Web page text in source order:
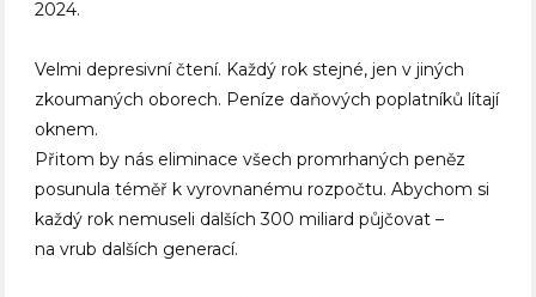
2024.
Velmi depresivní čtení. Každý rok stejné, jen v jiných
zkoumaných oborech. Peníze daňových poplatníků lítají
oknem.
Přitom by nás eliminace všech promrhaných peněz
posunula téměř k vyrovnanému rozpočtu. Abychom si
každý rok nemuseli dalších 300 miliard půjčovat –
na vrub dalších generací.